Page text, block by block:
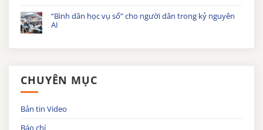
“Bình dân học vụ số” cho người dân trong kỷ nguyên
AI
CHUYÊN MỤC
Bản tin Video
Báo chí